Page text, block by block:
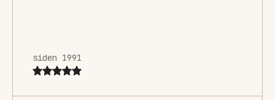
siden 1991